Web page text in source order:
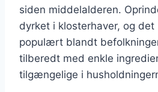
siden middelalderen.
dyrket i klosterhaver, og
populært blandt
tilberedt med enkle
tilgængelige i